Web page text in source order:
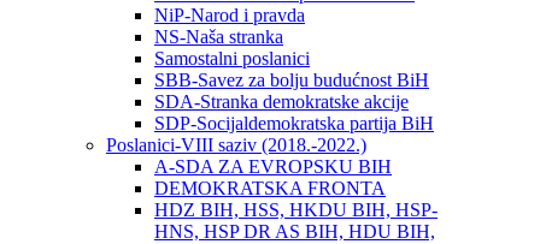
NiP-Narod i pravda
NS-Naša stranka
Samostalni poslanici
SBB-Savez za bolju budućnost BiH
SDA-Stranka demokratske akcije
SDP-Socijaldemokratska partija BiH
Poslanici-VIII saziv (2018.-2022.)
A-SDA ZA EVROPSKU BIH
DEMOKRATSKA FRONTA
HDZ BIH, HSS, HKDU BIH, HSP-
HNS, HSP DR AS BIH, HDU BIH,